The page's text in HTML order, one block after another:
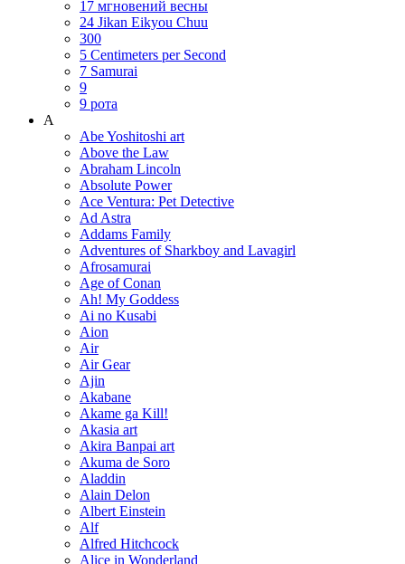
17 мгновений весны
24 Jikan Eikyou Chuu
300
5 Centimeters per Second
7 Samurai
9
9 рота
A
Abe Yoshitoshi art
Above the Law
Abraham Lincoln
Absolute Power
Ace Ventura: Pet Detective
Ad Astra
Addams Family
Adventures of Sharkboy and Lavagirl
Afrosamurai
Age of Conan
Ah! My Goddess
Ai no Kusabi
Aion
Air
Air Gear
Ajin
Akabane
Akame ga Kill!
Akasia art
Akira Banpai art
Akuma de Soro
Aladdin
Alain Delon
Albert Einstein
Alf
Alfred Hitchcock
Alice in Wonderland